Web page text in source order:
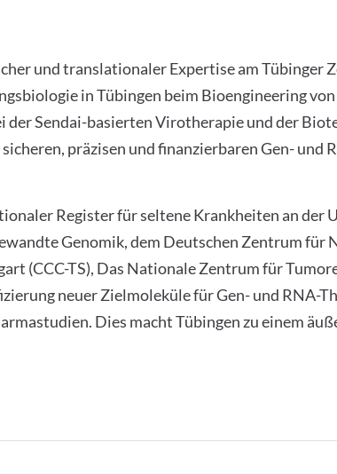
und translationaler Expertise am Tübinger
in Tübingen beim Bioengineering von
Sendai-basierten Virotherapie und der
präzisen und finanzierbaren Gen- und
Register für seltene Krankheiten an der
Genomik, dem Deutschen Zentrum für
(CCC-TS), Das Nationale Zentrum für
neuer Zielmoleküle für Gen- und RNA-
Dies macht Tübingen zu einem